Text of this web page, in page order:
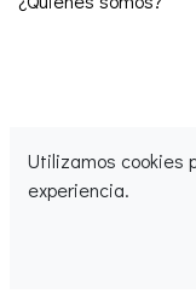
Utilizamos cookies
experiencia.